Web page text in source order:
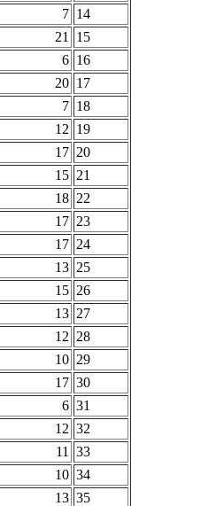
7 14
21
15
6 16
20 17
7 18
12 19
17 20
15 21
18 22
17 23
17 24
13 25
15 26
13 27
12 28
10 29
17 30
6 31
12 32
11
33
10 34
13 35